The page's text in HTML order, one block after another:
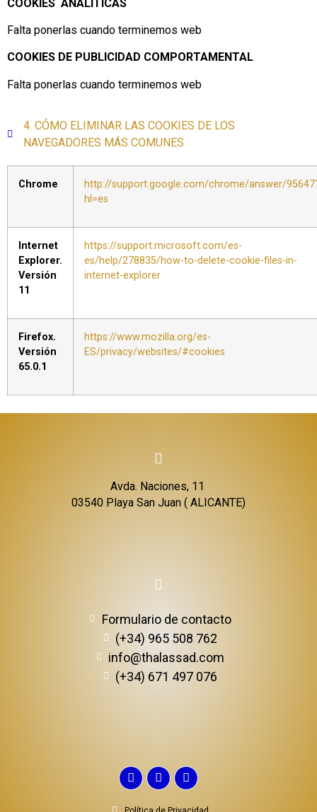
COOKIES ANALÍTICAS
Falta ponerlas cuando terminemos web
COOKIES DE PUBLICIDAD COMPORTAMENTAL
Falta ponerlas cuando terminemos web
4. CÓMO ELIMINAR LAS COOKIES DE LOS
NAVEGADORES MÁS COMUNES
Chrome
http://support.google.com/chrome/answer/
hl=es
Internet
Explorer.
Versión
11
https://support.microsoft.com/es-
es/help/278835/how-to-delete-cookie-files-in-
internet-explorer
Firefox.
Versión
65.0.1
https://www.mozilla.org/es-
ES/privacy/websites/#cookies
Avda. Naciones, 11
03540 Playa San Juan ( ALICANTE)
Formulario de contacto
(+34) 965 508 762
info@thalassad.com
(+34) 671 497 076